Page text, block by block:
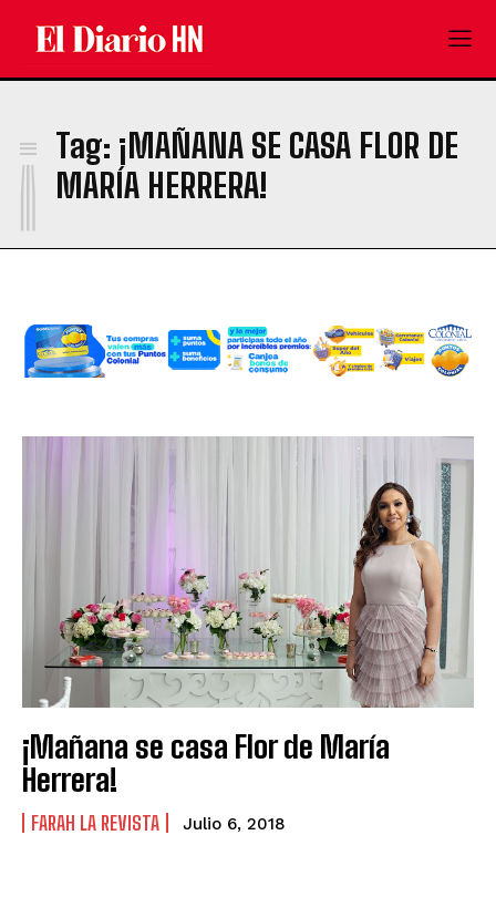
Tag: ¡MAÑANA SE CASA FLOR DE
MARÍA HERRERA!
¡
¡Mañana se casa Flor de María
Herrera!
FARAH LA REVISTA Julio 6, 2018